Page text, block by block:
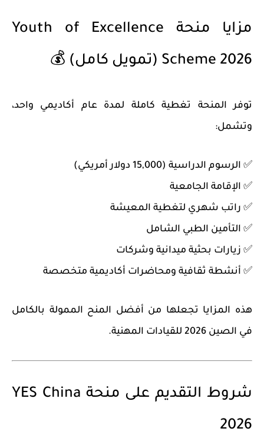
مزايا منحة Youth of Excellence
Scheme 2026 (تمويل كامل) 💰
توفر المنحة تغطية كاملة لمدة عام أكاديمي واحد،
وتشمل:
✅ الرسوم الدراسية (15,000 دولار أمريكي)
✅ الإقامة الجامعية
✅ راتب شهري لتغطية المعيشة
✅ التأمين الطبي الشامل
✅ زيارات بحثية ميدانية وشركات
✅ أنشطة ثقافية ومحاضرات أكاديمية متخصصة
هذه المزايا تجعلها من أفضل المنح الممولة بالكامل
في الصين 2026 للقيادات المهنية.
شروط التقديم على منحة YES China
2026